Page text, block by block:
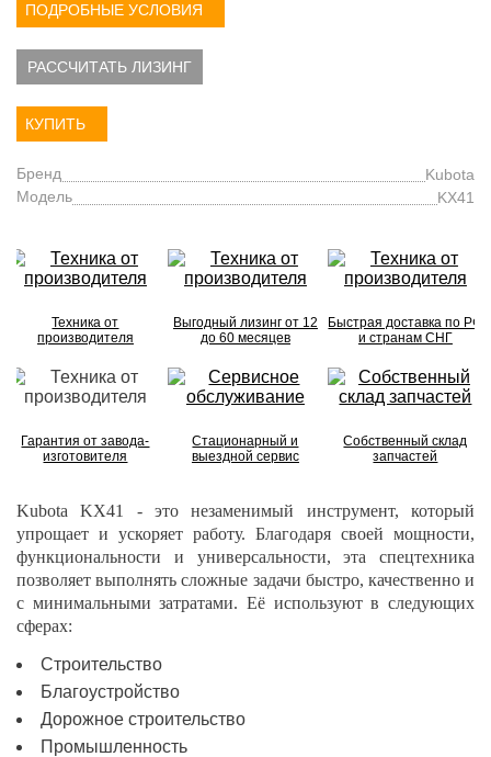
ПОДРОБНЫЕ УСЛОВИЯ
РАССЧИТАТЬ ЛИЗИНГ
КУПИТЬ
Бренд
Kubota
Модель
KX41
Техника от
производителя
Выгодный лизинг от 12
до 60 месяцев
Быстрая доставка по РФ
и странам СНГ
Гарантия от завода-
изготовителя
Стационарный и
выездной сервис
Собственный склад
запчастей
Kubota KX41 - это незаменимый инструмент, который
упрощает и ускоряет работу. Благодаря своей мощности,
функциональности и универсальности, эта спецтехника
позволяет выполнять сложные задачи быстро, качественно и
с минимальными затратами. Её используют в следующих
сферах:
Строительство
Благоустройство
Дорожное строительство
Промышленность